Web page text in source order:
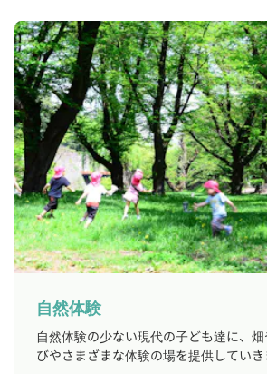
自然体験
自然体験の少ない現代の子ども達に、
びやさまざまな体験の場を提供していき